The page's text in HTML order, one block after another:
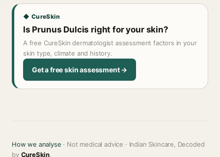
◆ CureSkin
Is Prunus Dulcis right for your skin?
A free CureSkin dermatologist assessment factors in your
skin type, climate and history.
Get a free skin assessment →
How we analyse · Not medical advice · Indian Skincare, Decoded
by CureSkin.